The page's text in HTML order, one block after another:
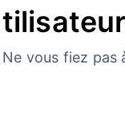
vous fiez